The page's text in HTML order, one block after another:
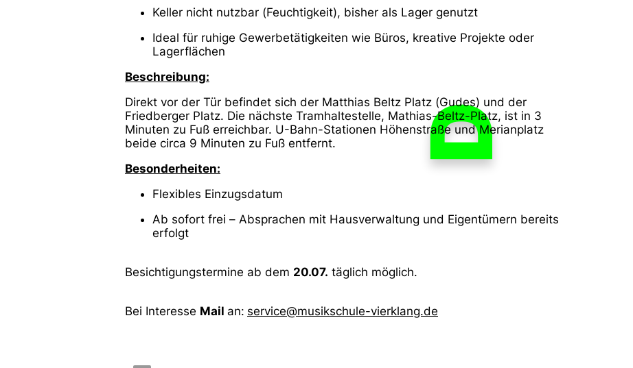
D
Keller nicht nutzbar (Feuchtigkeit), bisher als Lager genutzt
Ideal für ruhige Gewerbetätigkeiten wie Büros, kreative Projekte oder
Lagerflächen
Beschreibung:
Direkt vor der Tür befindet sich der Matthias Beltz Platz (Gudes) und der
Friedberger Platz. Die nächste Tramhaltestelle, Mathias-Beltz-Platz, ist in 3
Minuten zu Fuß erreichbar. U-Bahn-Stationen Höhenstraße und Merianplatz
beide circa 9 Minuten zu Fuß entfernt.
Besonderheiten:
Flexibles Einzugsdatum
Ab sofort frei – Absprachen mit Hausverwaltung und Eigentümern bereits
erfolgt
Besichtigungstermine ab dem 20.07. täglich möglich.
Bei Interesse Mail an: service@musikschule-vierklang.de